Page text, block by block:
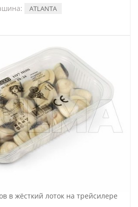
ATLANTA
в жёсткий лоток на трейсилере